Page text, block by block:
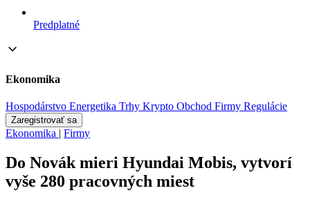
Predplatné
Ekonomika
Hospodárstvo Energetika Trhy Krypto Obchod Firmy Regulácie
Zaregistrovať sa
Ekonomika | Firmy
Do Novák mieri Hyundai Mobis, vytvorí
vyše 280 pracovných miest